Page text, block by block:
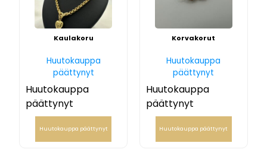
Kaulakoru
Huutokauppa
päättynyt
Huutokauppa
päättynyt
Huutokauppa päättynyt
Korvakorut
Huutokauppa
päättynyt
Huutokauppa
päättynyt
Huutokauppa päättynyt